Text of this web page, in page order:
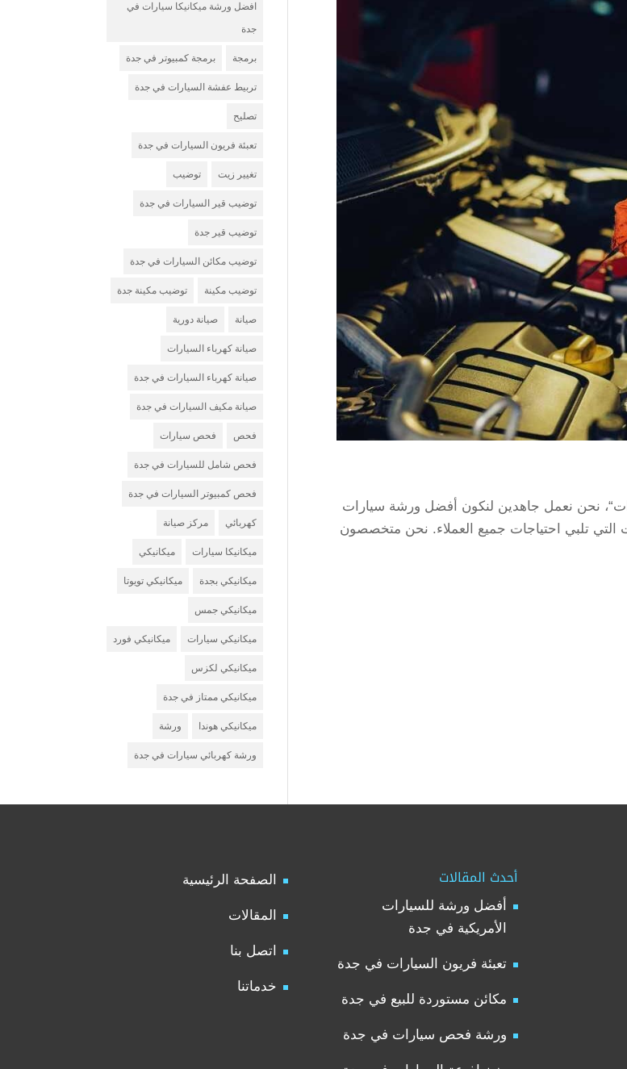
نحن نعمل جاهدين لنكون أفضل ورشة سيارات
تلبي احتياجات جميع العملاء. نحن متخصصون
افضل ورشة ميكانيكا سيارات في
جدة
برمجة برمجة كمبيوتر في جدة
تربيط عفشة السيارات في جدة
تصليح
تعبئة فريون السيارات في جدة
تغيير زيت توضيب
توضيب قير السيارات في جدة
توضيب قير جدة
توضيب مكائن السيارات في جدة
توضيب مكينة توضيب مكينة جدة
صيانة صيانة دورية
صيانة كهرباء السيارات
صيانة كهرباء السيارات في جدة
صيانة مكيف السيارات في جدة
فحص فحص سيارات
فحص شامل للسيارات في جدة
فحص كمبيوتر السيارات في جدة
كهربائي مركز صيانة
ميكانيكا سيارات ميكانيكي
ميكانيكي بجدة ميكانيكي تويوتا
ميكانيكي جمس
ميكانيكي سيارات ميكانيكي فورد
ميكانيكي لكزس
ميكانيكي ممتاز في جدة
ميكانيكي هوندا ورشة
ورشة كهربائي سيارات في جدة
أحدث المقالات
أفضل ورشة للسيارات
الأمريكية في جدة
تعبئة فريون السيارات في جدة
مكائن مستوردة للبيع في جدة
ورشة فحص سيارات في جدة
الصفحة الرئيسية
المقالات
اتصل بنا
خدماتنا